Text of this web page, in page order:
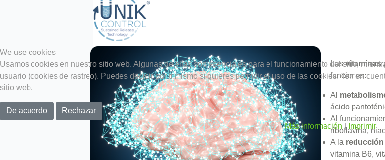
Lasvitaminas
funciones:
Al
ácido
Al
riboflavina,
A la reducción
vitamina B6,
We use cookies
Usamos cookies en nuestro sitio web. Algunas de ellas son esenciales para el funcionamiento del sitio,
usuario (cookies de rastreo). Puedes decidir por ti mismo si quieres permitir el uso de las cookies. Ten en
sitio web.
De acuerdo
Rechazar
Más información | Imprimir